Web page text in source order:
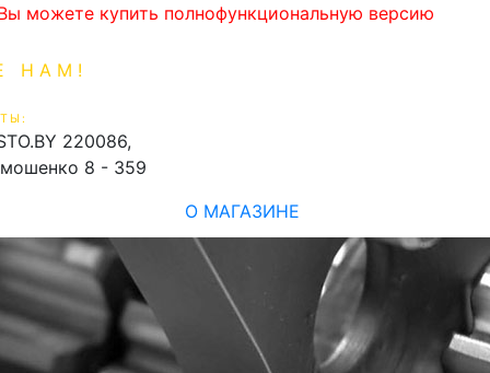
можете купить полнофункциональную версию
НАМ!
220086,
8 - 359
О МАГАЗИНЕ